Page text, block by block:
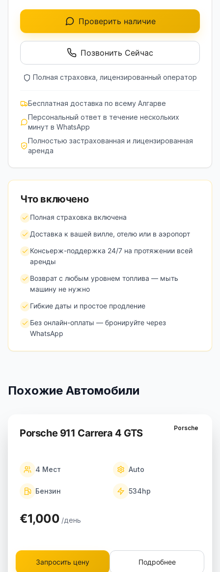
Проверить наличие
Позвонить Сейчас
Полная страховка, лицензированный оператор
Бесплатная доставка по всему Алгарве
Персональный ответ в течение нескольких
минут в WhatsApp
Полностью застрахованная и лицензированная
аренда
Что включено
Полная страховка включена
Доставка к вашей вилле, отелю или в аэропорт
Консьерж-поддержка 24/7 на протяжении всей
аренды
Возврат с любым уровнем топлива — мыть
машину не нужно
Гибкие даты и простое продление
Без онлайн-оплаты — бронируйте через
WhatsApp
Похожие Автомобили
Porsche
Porsche 911 Carrera 4 GTS
4 Мест Auto
Бензин 534hp
€1,000 /день
Запросить цену Подробнее